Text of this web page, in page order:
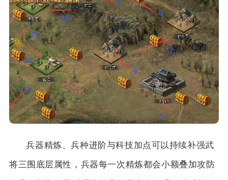
兵器精炼、兵种进阶与科技加点可以持续补强武
将三围底层属性，兵器每一次精炼都会小额叠加攻防